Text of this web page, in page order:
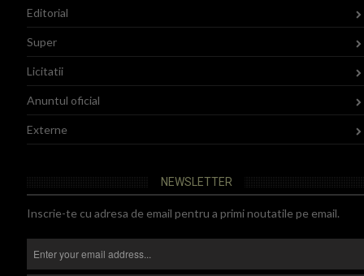
Editorial
Super
Licitatii
Anuntul oficial
Externe
NEWSLETTER
Inscrie-te cu adresa de email pentru a primi noutatile pe email.